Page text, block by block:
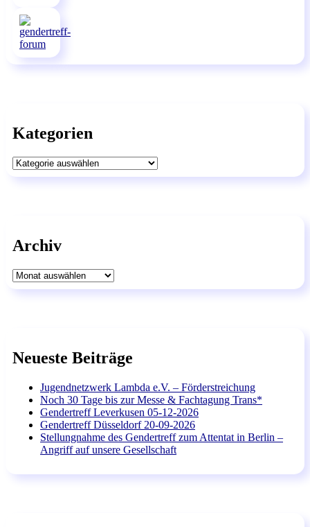
Kategorien
Kategorien
Archiv
Archiv
Neueste Beiträge
Jugendnetzwerk Lambda e.V. – Förderstreichung
Noch 30 Tage bis zur Messe & Fachtagung Trans*
Gendertreff Leverkusen 05-12-2026
Gendertreff Düsseldorf 20-09-2026
Stellungnahme des Gendertreff zum Attentat in Berlin –
Angriff auf unsere Gesellschaft